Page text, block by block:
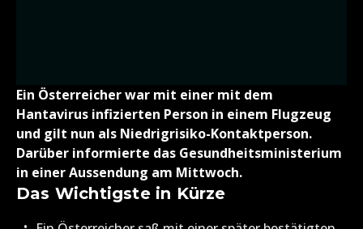
Ein Österreicher war mit einer mit dem
Hantavirus infizierten Person in einem Flugzeug
und gilt nun als Niedrigrisiko-Kontaktperson.
Darüber informierte das Gesundheitsministerium
in einer Aussendung am Mittwoch.
Das Wichtigste in Kürze